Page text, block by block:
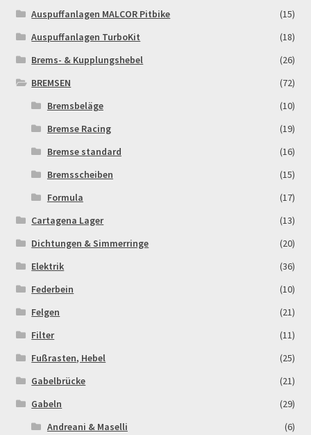
Auspuffanlagen MALCOR Pitbike
(15)
Auspuffanlagen TurboKit
(18)
Brems- & Kupplungshebel
(26)
BREMSEN
(72)
Bremsbeläge
(10)
Bremse Racing
(19)
Bremse standard
(16)
Bremsscheiben
(15)
Formula
(17)
Cartagena Lager
(13)
Dichtungen & Simmerringe
(20)
Elektrik
(36)
Federbein
(10)
Felgen
(21)
Filter
(11)
Fußrasten, Hebel
(25)
Gabelbrücke
(21)
Gabeln
(29)
Andreani & Maselli
(6)